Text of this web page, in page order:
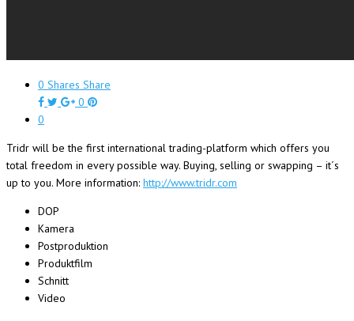
0 Shares Share
0
0
Tridr will be the first international trading-platform which offers you
total freedom in every possible way. Buying, selling or swapping – it´s
up to you. More information: http://www.tridr.com
DOP
Kamera
Postproduktion
Produktfilm
Schnitt
Video